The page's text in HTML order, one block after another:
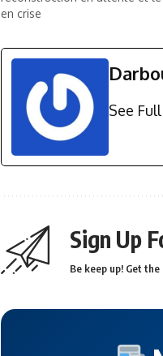
en crise
See
Sign Up
Be keep up! Get